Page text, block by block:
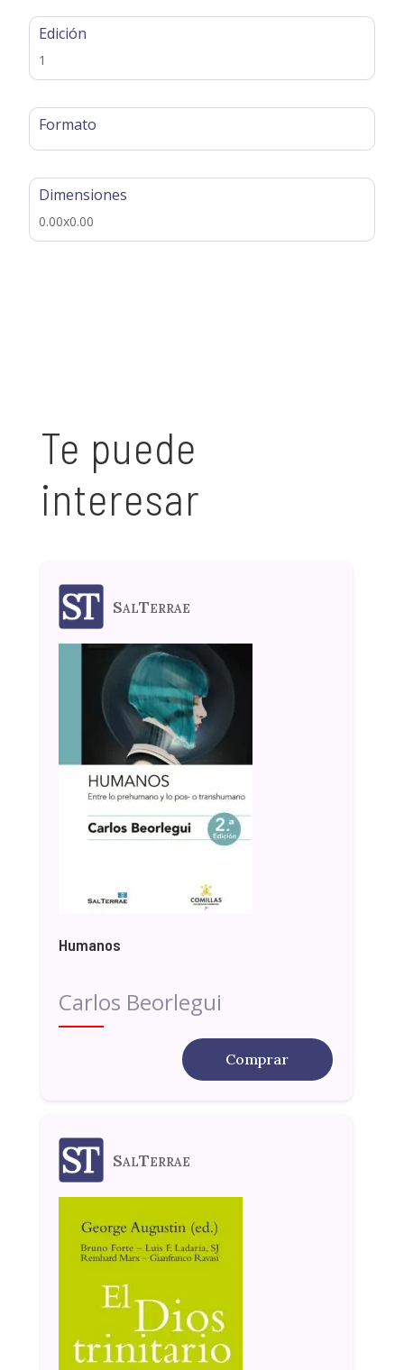
Edición
1
Formato
Dimensiones
0.00x0.00
Te puede
interesar
SalTerrae
Humanos
Carlos Beorlegui
Comprar
SalTerrae